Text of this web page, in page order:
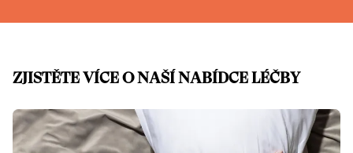
ZJISTĚTE VÍCE O NAŠÍ NABÍDCE LÉČBY
Sklíčko 1 z 4